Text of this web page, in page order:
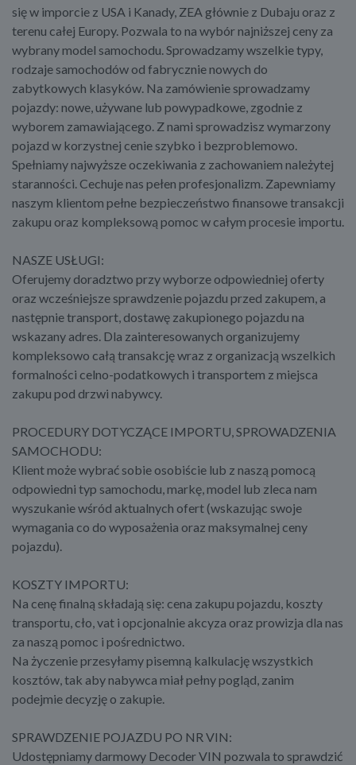
się w imporcie z USA i Kanady, ZEA głównie z Dubaju oraz z
terenu całej Europy. Pozwala to na wybór najniższej ceny za
wybrany model samochodu. Sprowadzamy wszelkie typy,
rodzaje samochodów od fabrycznie nowych do
zabytkowych klasyków. Na zamówienie sprowadzamy
pojazdy: nowe, używane lub powypadkowe, zgodnie z
wyborem zamawiającego. Z nami sprowadzisz wymarzony
pojazd w korzystnej cenie szybko i bezproblemowo.
Spełniamy najwyższe oczekiwania z zachowaniem należytej
staranności. Cechuje nas pełen profesjonalizm. Zapewniamy
naszym klientom pełne bezpieczeństwo finansowe transakcji
zakupu oraz kompleksową pomoc w całym procesie importu.
NASZE USŁUGI:
Oferujemy doradztwo przy wyborze odpowiedniej oferty
oraz wcześniejsze sprawdzenie pojazdu przed zakupem, a
następnie transport, dostawę zakupionego pojazdu na
wskazany adres. Dla zainteresowanych organizujemy
kompleksowo całą transakcję wraz z organizacją wszelkich
formalności celno-podatkowych i transportem z miejsca
zakupu pod drzwi nabywcy.
PROCEDURY DOTYCZĄCE IMPORTU, SPROWADZENIA
SAMOCHODU:
Klient może wybrać sobie osobiście lub z naszą pomocą
odpowiedni typ samochodu, markę, model lub zleca nam
wyszukanie wśród aktualnych ofert (wskazując swoje
wymagania co do wyposażenia oraz maksymalnej ceny
pojazdu).
KOSZTY IMPORTU:
Na cenę finalną składają się: cena zakupu pojazdu, koszty
transportu, cło, vat i opcjonalnie akcyza oraz prowizja dla nas
za naszą pomoc i pośrednictwo.
Na życzenie przesyłamy pisemną kalkulację wszystkich
kosztów, tak aby nabywca miał pełny pogląd, zanim
podejmie decyzję o zakupie.
SPRAWDZENIE POJAZDU PO NR VIN:
Udostępniamy darmowy Decoder VIN pozwala to sprawdzić